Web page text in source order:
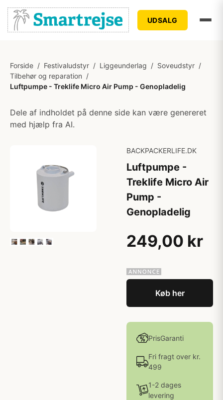
UDSALG
Forside / Festivaludstyr / Liggeunderlag / Soveudstyr /
Tilbehør og reparation /
Luftpumpe - Treklife Micro Air Pump - Genopladelig
Dele af indholdet på denne side kan være genereret
med hjælp fra AI.
BACKPACKERLIFE.DK
Luftpumpe -
Treklife Micro Air
Pump -
Genopladelig
249,00 kr
Køb her
PrisGaranti
Fri fragt over kr.
499
1-2 dages
levering